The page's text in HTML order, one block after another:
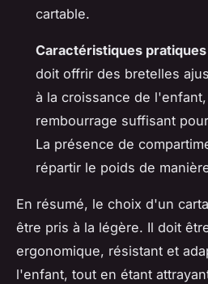
cartable.
Caractéristiques pratiques
doit offrir des bretelles
à la croissance de
rembourrage suffisant
La présence de
répartir le poids de
En résumé, le choix d'un
être pris à la légère. Il doit
ergonomique, résistant et
l'enfant, tout en étant